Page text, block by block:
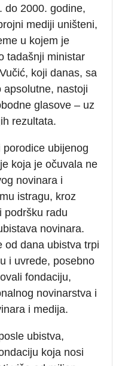
do 2000. godine,
mediji uništeni,
u kojem je
tadašnji ministar
koji danas, sa
apsolutne, nastoji
glasove – uz
rezultata.
ubijenog
koja je očuvala ne
novinara i
istragu, kroz
podršku radu
novinara.
od dana ubistva trpi
i uvrede, posebno
fondaciju,
novinarstva i
i medija.
ubistva,
koja nosi